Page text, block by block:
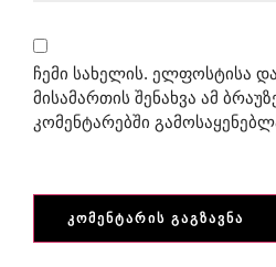
ჩემი სახელის. ელფოსტისა
მისამართის შენახვა ამ
კომენტარებში